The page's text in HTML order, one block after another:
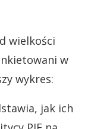
wielkości
w
wykres:
jak ich